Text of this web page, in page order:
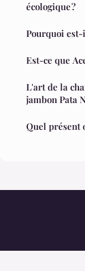
écologique ?
Pourquoi
Est-ce que
L'art de la
jambon Pata
Quel présent